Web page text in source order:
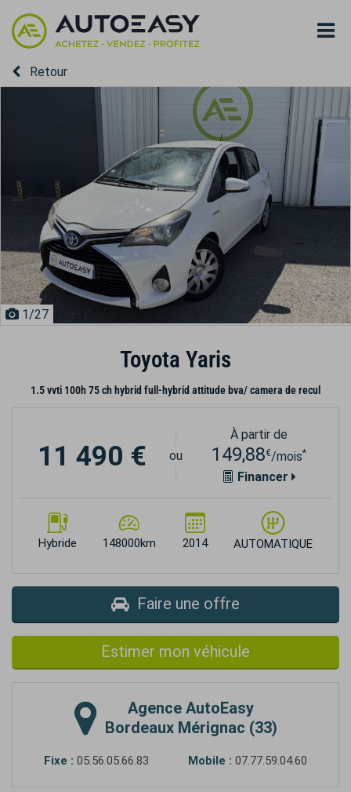
Retour
1/27
Toyota Yaris
1.5 vvti 100h 75 ch hybrid full-hybrid attitude bva/ camera de recul
Hybride 148000km 2014 AUTOMATIQUE
11 490 € ou
À partir de
149,88€/mois*
Financer
Faire une offre
Estimer mon véhicule
Agence AutoEasy
Bordeaux Mérignac (33)
Fixe : 05.56.05.66.83 Mobile : 07.77.59.04.60